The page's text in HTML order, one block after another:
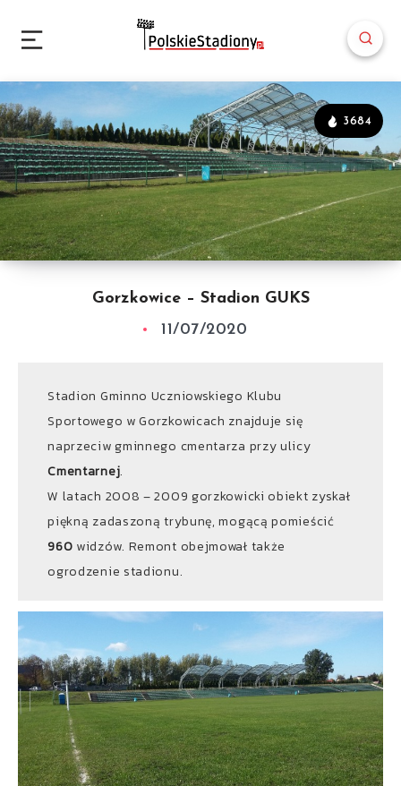
Gorzkowice – Stadion GUKS
3684
11/07/2020
Stadion Gminno Uczniowskiego Klubu
Sportowego w Gorzkowicach znajduje się
naprzeciw gminnego cmentarza przy ulicy
Cmentarnej.
W latach 2008 – 2009 gorzkowicki obiekt zyskał
piękną zadaszoną trybunę, mogącą pomieścić
960 widzów. Remont obejmował także
ogrodzenie stadionu.